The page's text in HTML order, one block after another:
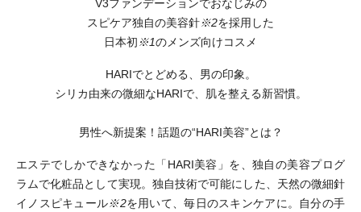
V3ファンデーションでおなじみの
スピケア独自の美容針 ※2を採用した
日本初 ※1のメンズ向けコスメ
HARIでとどめる、男の印象。
シリカ由来の微細なHARIで、肌を整える新習慣。
男性へ新提案！話題の“HARI美容”とは？
エステでしかできなかった「HARI美容」を、独自の美容プログ
ラムで化粧品として実現。独自技術で可能にした、天然の微細針
イノスピキュール ※2を用いて、毎日のスキンケアに。自分の手